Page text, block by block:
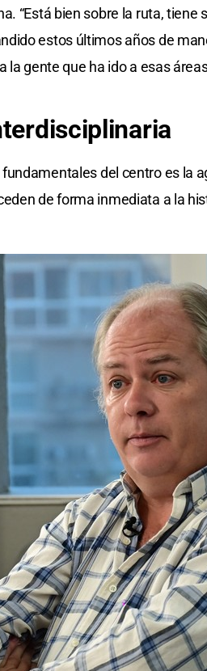
“Está bien sobre la ruta,
estos últimos años de
la gente que ha ido a esas
del centro es la
de forma inmediata a la